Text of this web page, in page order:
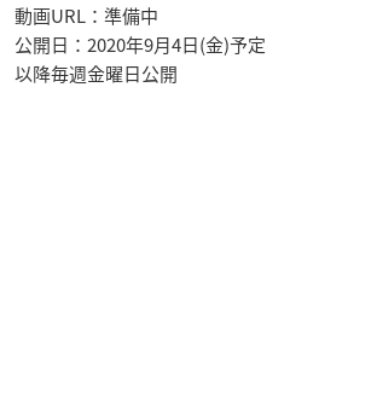
動画URL：準備中
公開日：2020年9月4日(金)予定
以降毎週金曜日公開